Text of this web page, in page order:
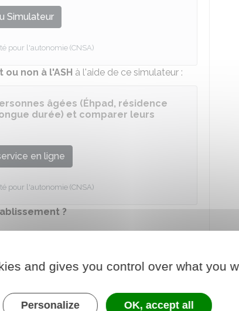
Simulateur
pour l'autonomie (CNSA)
non à l'ASH à l'aide de ce simulateur :
âgées (Éhpad, résidence
durée) et comparer leurs
en ligne
pour l'autonomie (CNSA)
?
d'un Éhpad ?
:
and gives you control over what you
Personalize OK, accept all